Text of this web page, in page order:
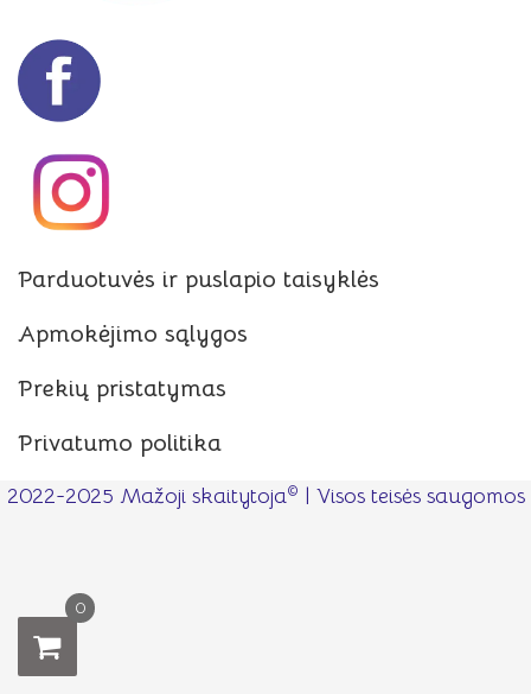
Parduotuvės ir puslapio taisyklės
Apmokėjimo sąlygos
Prekių pristatymas
Privatumo politika
2022-2025 Mažoji skaitytoja© | Visos teisės saugomos
0